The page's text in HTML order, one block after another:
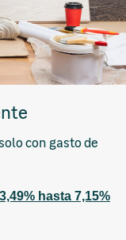
con gasto de
hasta 7,15%